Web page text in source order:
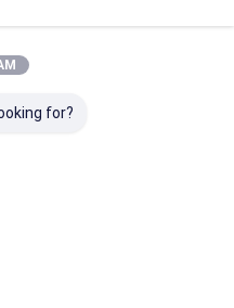
전기사 신발
for?